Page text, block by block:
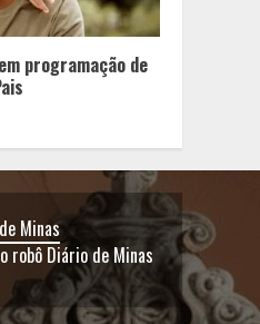
hoje: 18 horas
de Dublin sob
do Palácio tem
de família no
Pais
programação de
Minas
robô Diário de Minas